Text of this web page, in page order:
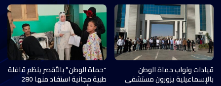
قيادات ونواب حماة الوطن
بالإسماعيلية يزورون مستشفى
“حماة الوطن” بالأقصر ينظم قافلة
طبية مجانية استفاد منها 280